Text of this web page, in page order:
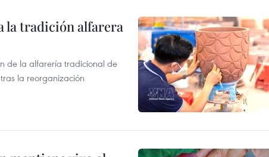
la tradición alfarera
de la alfarería tradicional de
la reorganización